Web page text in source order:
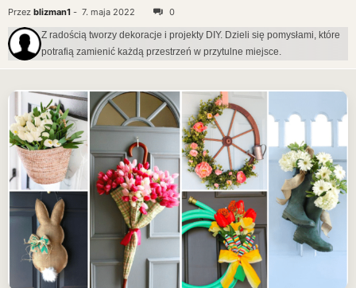
Przez blizman1 - 7. maja 2022 0
Z radością tworzy dekoracje i projekty DIY. Dzieli się pomysłami, które
potrafią zamienić każdą przestrzeń w przytulne miejsce.